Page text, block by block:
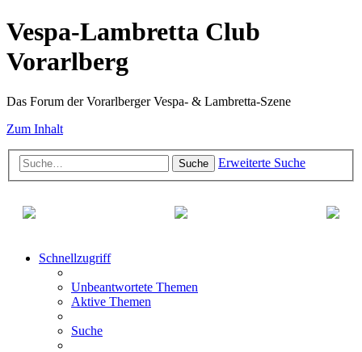
Vespa-Lambretta Club
Vorarlberg
Das Forum der Vorarlberger Vespa- & Lambretta-Szene
Zum Inhalt
Suche Erweiterte Suche
Schnellzugriff
Unbeantwortete Themen
Aktive Themen
Suche